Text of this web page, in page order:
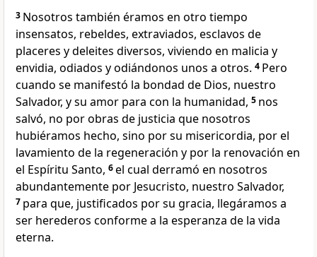
3 Nosotros también éramos en otro tiempo
insensatos, rebeldes, extraviados, esclavos de
placeres y deleites diversos, viviendo en malicia y
envidia, odiados y odiándonos unos a otros. 4 Pero
cuando se manifestó la bondad de Dios, nuestro
Salvador, y su amor para con la humanidad, 5 nos
salvó, no por obras de justicia que nosotros
hubiéramos hecho, sino por su misericordia, por el
lavamiento de la regeneración y por la renovación en
el Espíritu Santo, 6el cual derramó en nosotros
abundantemente por Jesucristo, nuestro Salvador,
7 para que, justificados por su gracia, llegáramos a
ser herederos conforme a la esperanza de la vida
eterna.